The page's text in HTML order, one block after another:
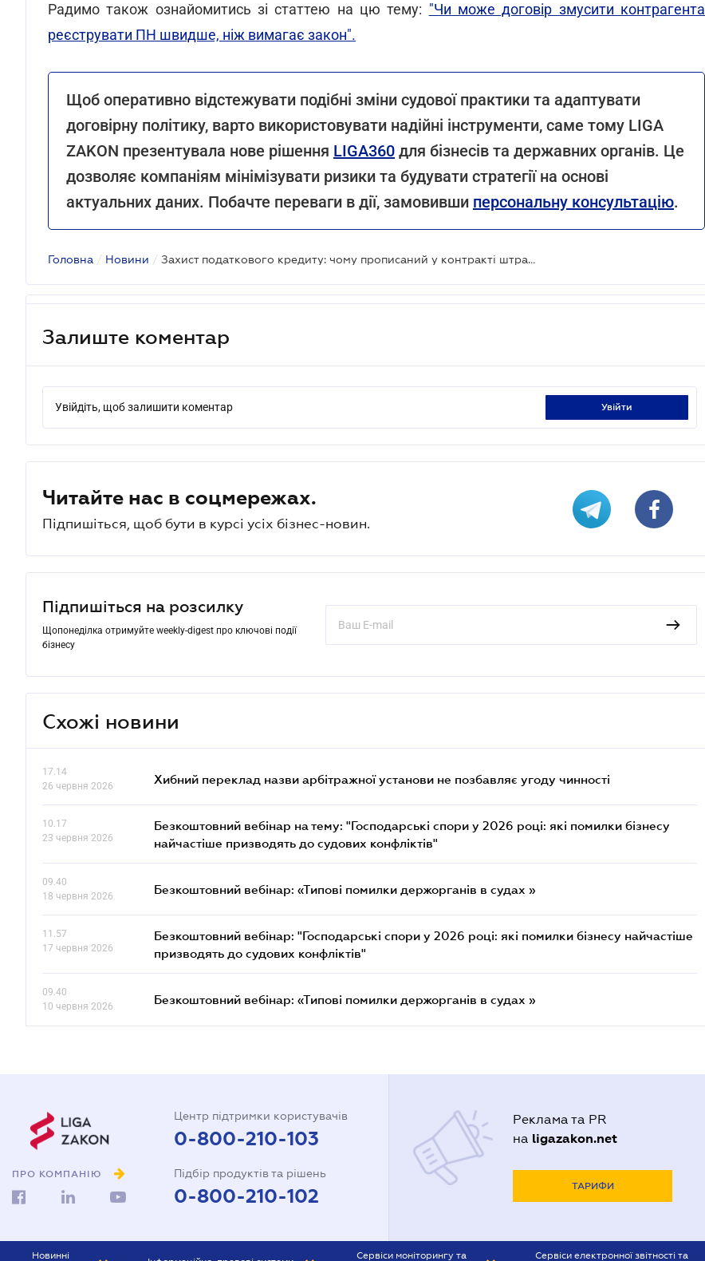
Радимо також ознайомитись зі статтею на цю тему: "Чи може договір змусити контрагента
реєструвати ПН швидше, ніж вимагає закон".
Щоб оперативно відстежувати подібні зміни судової практики та адаптувати
договірну політику, варто використовувати надійні інструменти, саме тому LIGA
ZAKON презентувала нове рішення LIGA360 для бізнесів та державних органів. Це
дозволяє компаніям мінімізувати ризики та будувати стратегії на основі
актуальних даних. Побачте переваги в дії, замовивши персональну консультацію.
Головна / Новини / Захист податкового кредиту: чому прописаний у контракті штраф — це ілюзія безпеки
Залиште коментар
Увійдіть, щоб залишити коментар увійти
Читайте нас в соцмережах.
Підпишіться, щоб бути в курсі усіх бізнес-новин.
Підпишіться на розсилку
Щопонеділка отримуйте weekly-digest про ключові події
бізнесу
Схожі новини
17.14
26 червня 2026
Хибний переклад назви арбітражної установи не позбавляє угоду чинності
10.17
23 червня 2026
Безкоштовний вебінар на тему: "Господарські спори у 2026 році: які помилки бізнесу
найчастіше призводять до судових конфліктів"
09.40
18 червня 2026
Безкоштовний вебінар: «Типові помилки держорганів в судах »
11.57
17 червня 2026
Безкоштовний вебінар: "Господарські спори у 2026 році: які помилки бізнесу найчастіше
призводять до судових конфліктів"
09.40
10 червня 2026
Безкоштовний вебінар: «Типові помилки держорганів в судах »
ПРО КОМПАНІЮ
Центр підтримки користувачів
0-800-210-103
Підбір продуктів та рішень
0-800-210-102
Реклама та PR
на ligazakon.net
ТАРИФИ
Новинні Сервіси моніторингу та Сервіси електронної звітності та